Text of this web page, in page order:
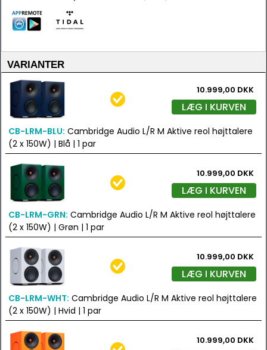
VARIANTER
10.999,00 DKK
LÆG I KURVEN
CB-LRM-BLU: Cambridge Audio L/R M Aktive reol højttalere
(2 x 150W) | Blå | 1 par
10.999,00 DKK
LÆG I KURVEN
CB-LRM-GRN: Cambridge Audio L/R M Aktive reol højttalere
(2 x 150W) | Grøn | 1 par
10.999,00 DKK
LÆG I KURVEN
CB-LRM-WHT: Cambridge Audio L/R M Aktive reol højttalere
(2 x 150W) | Hvid | 1 par
10.999,00 DKK